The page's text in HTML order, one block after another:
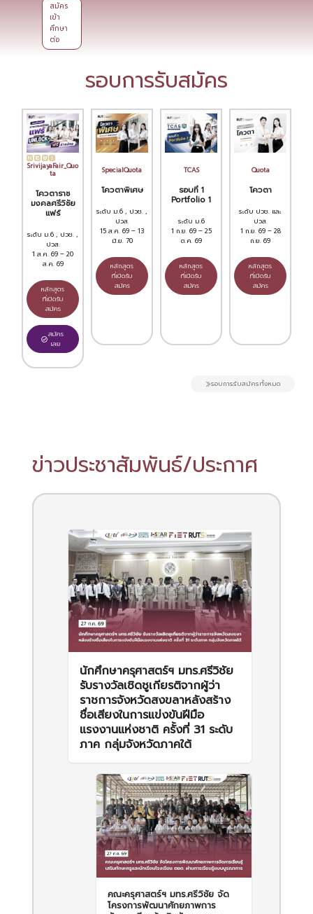
สมัคร
เข้า
ศึกษา
ต่อ
รอบการรับสมัคร
SrivijayaFair_Quo
ta
โควตาราช
มงคลศรีวิชัย
แฟร์
ระดับ ม.6 , ปวช. ,
ปวส.
1 ส.ค. 69 – 20
ส.ค. 69
หลักสูตร
ที่เปิดรับ
สมัคร
สมัคร
เลย
SpecialQuota
โควตาพิเศษ
ระดับ ม.6 , ปวช. ,
ปวส.
15 ส.ค. 69 – 13
มิ.ย. 70
หลักสูตร
ที่เปิดรับ
สมัคร
TCAS
รอบที่ 1
Portfolio 1
ระดับ ม.6
1 ก.ย. 69 – 25
ต.ค. 69
หลักสูตร
ที่เปิดรับ
สมัคร
Quota
โควตา
ระดับ ปวช. และ
ปวส.
1 ก.ย. 69 – 28
ก.ย. 69
หลักสูตร
ที่เปิดรับ
สมัคร
รอบการรับสมัครทั้งหมด
ข่าวประชาสัมพันธ์/ประกาศ
นักศึกษาครุศาสตร์ฯ มทร.ศรีวิชัย
รับรางวัลเชิดชูเกียรติจากผู้ว่า
ราชการจังหวัดสงขลาหลังสร้าง
ชื่อเสียงในการแข่งขันฝีมือ
แรงงานแห่งชาติ ครั้งที่ 31 ระดับ
ภาค กลุ่มจังหวัดภาคใต้
คณะครุศาสตร์ฯ มทร.ศรีวิชัย จัด
โครงการพัฒนาศักยภาพการ